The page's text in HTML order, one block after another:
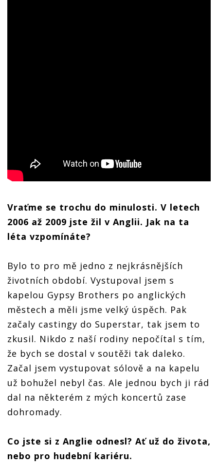
Vraťme se trochu do minulosti. V letech
2006 až 2009 jste žil v Anglii. Jak na ta
léta vzpomínáte?
Bylo to pro mě jedno z nejkrásnějších
životních období. Vystupoval jsem s
kapelou Gypsy Brothers po anglických
městech a měli jsme velký úspěch. Pak
začaly castingy do Superstar, tak jsem to
zkusil. Nikdo z naší rodiny nepočítal s tím,
že bych se dostal v soutěži tak daleko.
Začal jsem vystupovat sólově a na kapelu
už bohužel nebyl čas. Ale jednou bych ji rád
dal na některém z mých koncertů zase
dohromady.
Co jste si z Anglie odnesl? Ať už do života,
nebo pro hudební kariéru.